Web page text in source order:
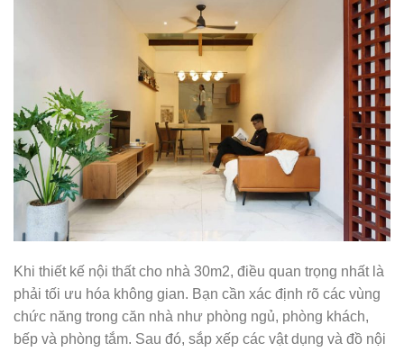
Khi thiết kế nội thất cho nhà 30m2, điều quan trọng nhất là
phải tối ưu hóa không gian. Bạn cần xác định rõ các vùng
chức năng trong căn nhà như phòng ngủ, phòng khách,
bếp và phòng tắm. Sau đó, sắp xếp các vật dụng và đồ nội